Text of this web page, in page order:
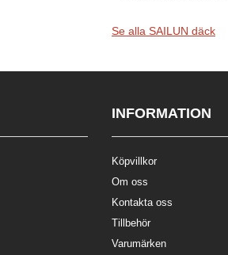
Se alla SAILUN däck
INFORMATION
Köpvillkor
Om oss
Kontakta oss
Tillbehör
Varumärken